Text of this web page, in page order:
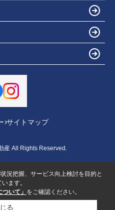
サイトマップ
産 All Rights Reserved.
況把握、サービス向上検討を目的と
ます。
いて」 をご確認ください。
る